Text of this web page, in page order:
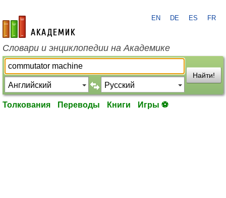
academic.ru
EN DE ES FR
Словари и энциклопедии на Академике
Найти!
Толкования Переводы Книги Игры ⚽